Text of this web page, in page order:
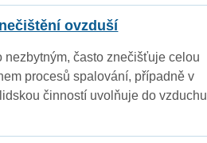
ovzduší
nezbytným, často znečišťuje celou
procesů spalování, případně v
činností uvolňuje do vzduchu